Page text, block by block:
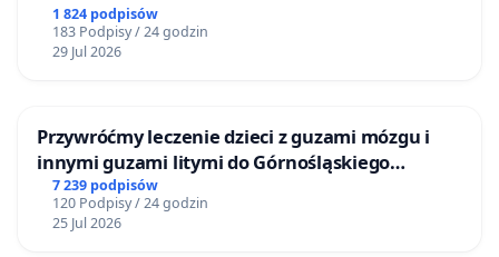
1 824 podpisów
183 Podpisy / 24 godzin
29 Jul 2026
Przywróćmy leczenie dzieci z guzami mózgu i
innymi guzami litymi do Górnośląskiego
Centrum Zdrowia Dziecka w Katowicach
7 239 podpisów
120 Podpisy / 24 godzin
25 Jul 2026